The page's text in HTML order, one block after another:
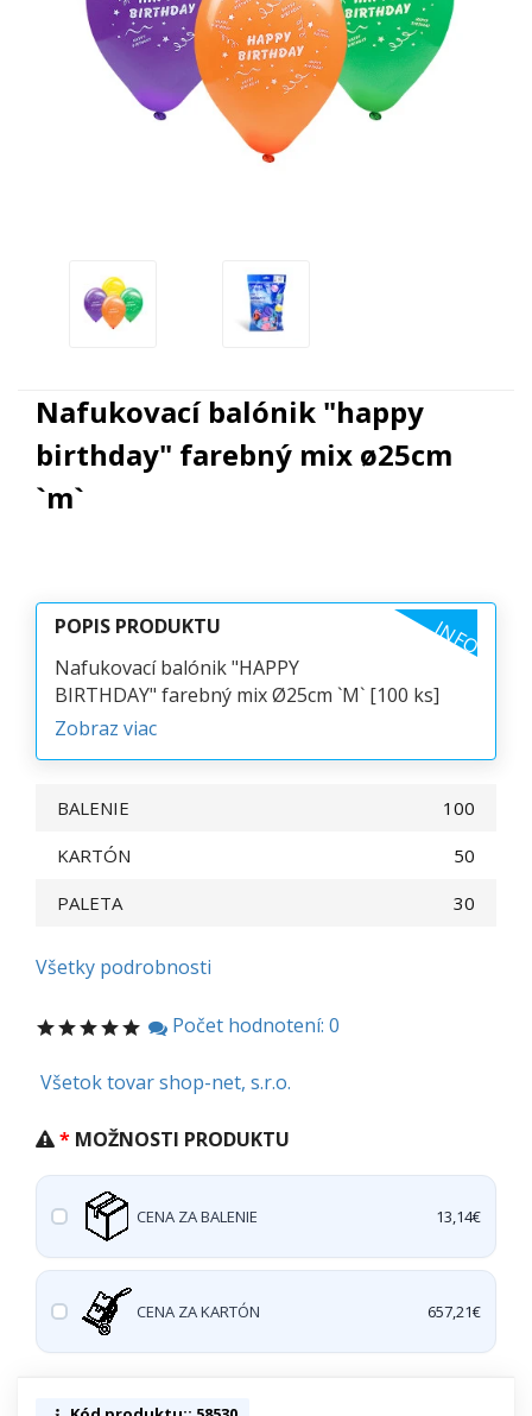
Nafukovací balónik "happy
birthday" farebný mix ø25cm
`m`
POPIS PRODUKTU INFO
Nafukovací balónik "HAPPY
BIRTHDAY" farebný mix Ø25cm `M` [100 ks]
Zobraz viac
BALENIE
100
KARTÓN
50
PALETA
30
Všetky podrobnosti
Počet hodnotení: 0
Všetok tovar shop-net, s.r.o.
MOŽNOSTI PRODUKTU
CENA ZA BALENIE 13,14€
CENA ZA KARTÓN 657,21€